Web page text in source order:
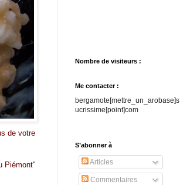
de votre
Piémont"
Nombre de visiteurs :
Me contacter :
bergamote[mettre_un_arobase]s
ucrissime[point]com
S’abonner à
Articles
Commentaires